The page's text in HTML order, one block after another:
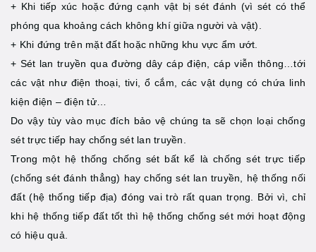
+ Khi tiếp xúc hoặc đứng cạnh vật bị sét đánh (vì sét có thể
phóng qua khoảng cách không khí giữa người và vật).
+ Khi đứng trên mặt đất hoặc những khu vực ẩm ướt.
+ Sét lan truyền qua đường dây cáp điện, cáp viễn thông…tới
các vật như điện thoại, tivi, ổ cắm, các vật dụng có chứa linh
kiện điện – điện tử…
Do vậy tùy vào mục đích bảo vệ chúng ta sẽ chọn loại chống
sét trực tiếp hay chống sét lan truyền.
Trong một hệ thống chống sét bất kể là chống sét trực tiếp
(chống sét đánh thẳng) hay chống sét lan truyền, hệ thống nối
đất (hệ thống tiếp địa) đóng vai trò rất quan trọng. Bởi vì, chỉ
khi hệ thống tiếp đất tốt thì hệ thống chống sét mới hoạt động
có hiệu quả.